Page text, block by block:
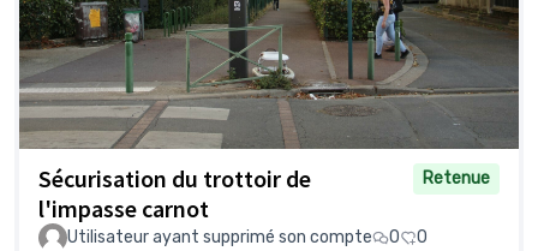
Sécurisation du trottoir de
l'impasse carnot
Retenue
Utilisateur ayant supprimé son compte 0 0